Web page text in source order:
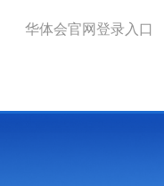
华体会官网登录入口